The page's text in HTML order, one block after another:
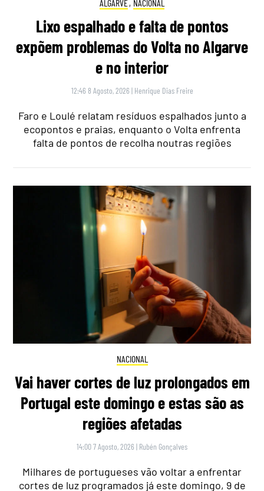
ALGARVE, NACIONAL
Lixo espalhado e falta de pontos
expõem problemas do Volta no Algarve
e no interior
12:46 8 Agosto, 2026 | Henrique Dias Freire
Faro e Loulé relatam resíduos espalhados junto a
ecopontos e praias, enquanto o Volta enfrenta
falta de pontos de recolha noutras regiões
NACIONAL
Vai haver cortes de luz prolongados em
Portugal este domingo e estas são as
regiões afetadas
14:00 7 Agosto, 2026 | Rubén Gonçalves
Milhares de portugueses vão voltar a enfrentar
cortes de luz programados já este domingo, 9 de